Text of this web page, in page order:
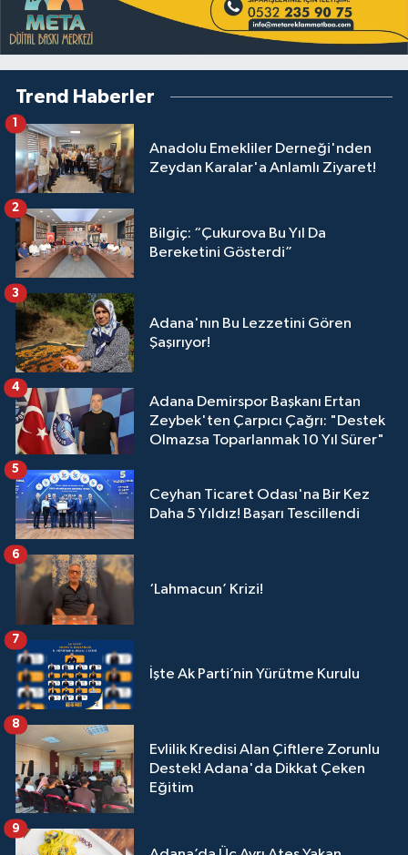
Trend Haberler
Anadolu Emekliler Derneği'nden
Zeydan Karalar'a Anlamlı Ziyaret!
1
Bilgiç: “Çukurova Bu Yıl Da
Bereketini Gösterdi”
2
Adana'nın Bu Lezzetini Gören
Şaşırıyor!
3
Adana Demirspor Başkanı Ertan
Zeybek'ten Çarpıcı Çağrı: "Destek
Olmazsa Toparlanmak 10 Yıl Sürer"
4
Ceyhan Ticaret Odası'na Bir Kez
Daha 5 Yıldız! Başarı Tescillendi
5
‘Lahmacun’ Krizi!
6
İşte Ak Parti’nin Yürütme Kurulu
7
Evlilik Kredisi Alan Çiftlere Zorunlu
Destek! Adana'da Dikkat Çeken
Eğitim
8
9